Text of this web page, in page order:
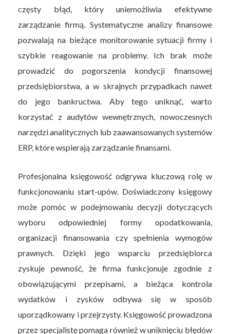
częsty błąd, który uniemożliwia efektywne
zarządzanie firmą. Systematyczne analizy finansowe
pozwalają na bieżące monitorowanie sytuacji firmy i
szybkie reagowanie na problemy. Ich brak może
prowadzić do pogorszenia kondycji finansowej
przedsiębiorstwa, a w skrajnych przypadkach nawet
do jego bankructwa. Aby tego uniknąć, warto
korzystać z audytów wewnętrznych, nowoczesnych
narzędzi analitycznych lub zaawansowanych systemów
ERP, które wspierają zarządzanie finansami.
Profesjonalna księgowość odgrywa kluczową rolę w
funkcjonowaniu start-upów. Doświadczony księgowy
może pomóc w podejmowaniu decyzji dotyczących
wyboru odpowiedniej formy opodatkowania,
organizacji finansowania czy spełnienia wymogów
prawnych. Dzięki jego wsparciu przedsiębiorca
zyskuje pewność, że firma funkcjonuje zgodnie z
obowiązującymi przepisami, a bieżąca kontrola
wydatków i zysków odbywa się w sposób
uporządkowany i przejrzysty. Księgowość prowadzona
przez specjalistę pomaga również w uniknięciu błędów